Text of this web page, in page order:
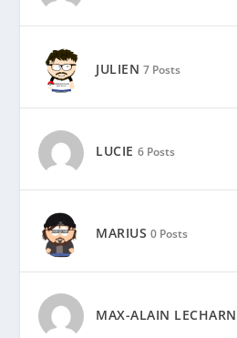
MARIUS 0 Posts
MAX-ALAIN LECHARNY
NEDJMA 6 Posts
PIERRE 21 Posts